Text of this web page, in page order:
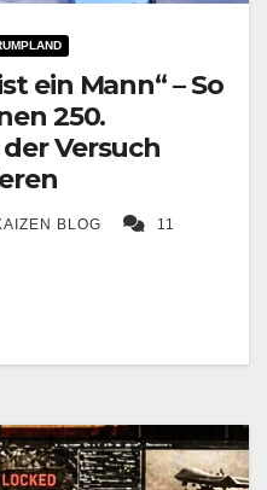
ein Mann“ – So
250.
Versuch
BLOG
11